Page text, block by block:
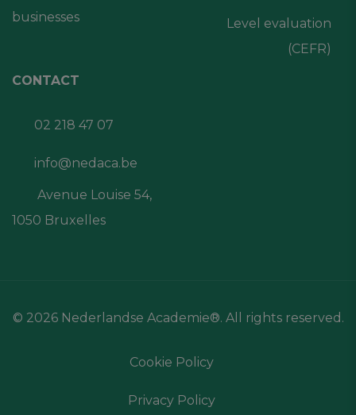
businesses
Level evaluation
(CEFR)
CONTACT
02 218 47 07
info@nedaca.be
Avenue Louise 54,
1050 Bruxelles
© 2026 Nederlandse Academie®. All rights reserved.
Cookie Policy
Privacy Policy